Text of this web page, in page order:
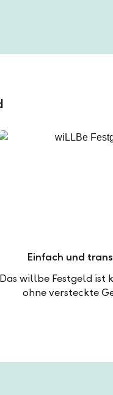
Einfach und
Das willbe Festgeld ist
ohne versteckte